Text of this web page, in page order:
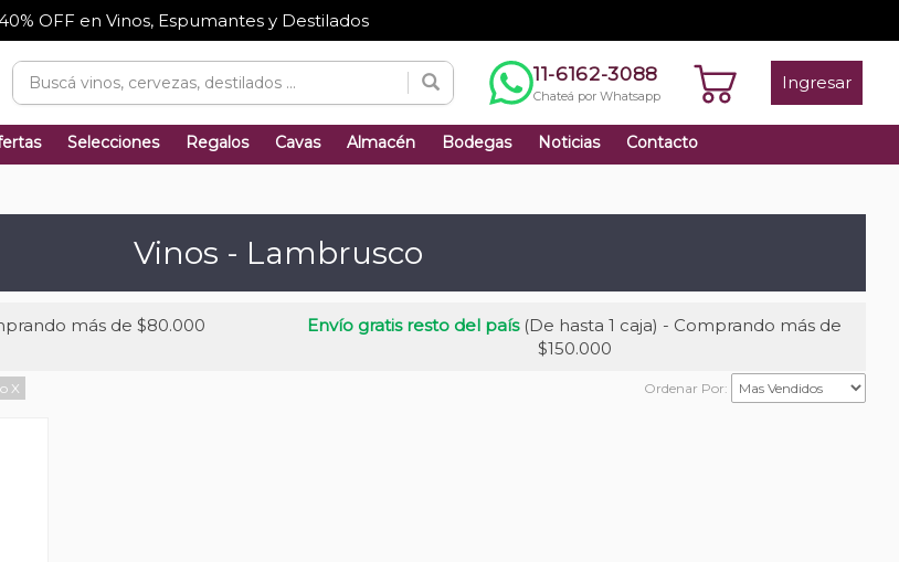
OFF en Vinos, Espumantes y Destilados
11-6162-3088
Chateá por Whatsapp
Ingresar
Selecciones Regalos Cavas Almacén Bodegas Noticias Contacto
Vinos - Lambrusco
más de $80.000 Envío gratis resto del país(De hasta 1 caja) - Comprando más de
$150.000
X Ordenar Por: